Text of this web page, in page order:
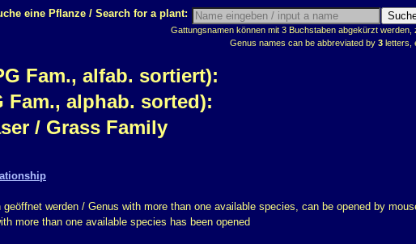
eine Pflanze / Search for a plant:
Gattungsnamen können mit 3 Buchstaben abgekürzt werden,
Genus names can be abbreviated by 3 letters,
Fam., alfab. sortiert):
Fam., alphab. sorted):
/ Grass Family
werden / Genus with more than one available species, can be opened by
more than one available species has been opened